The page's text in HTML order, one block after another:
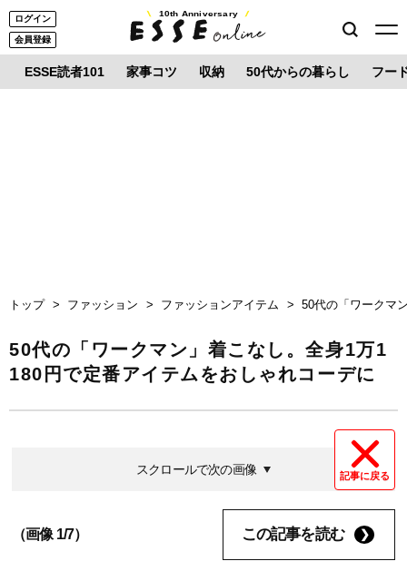
ログイン
会員登録
10th Anniversary
ESSE読者101 家事コツ 収納 50代からの暮らし フー
トップ ファッション ファッションアイテム 50代の「ワークマ
50代の「ワークマン」着こなし。全身1万1
180円で定番アイテムをおしゃれコーデに
記事に戻る
スクロールで次の画像
（画像 1/7） この記事を読む